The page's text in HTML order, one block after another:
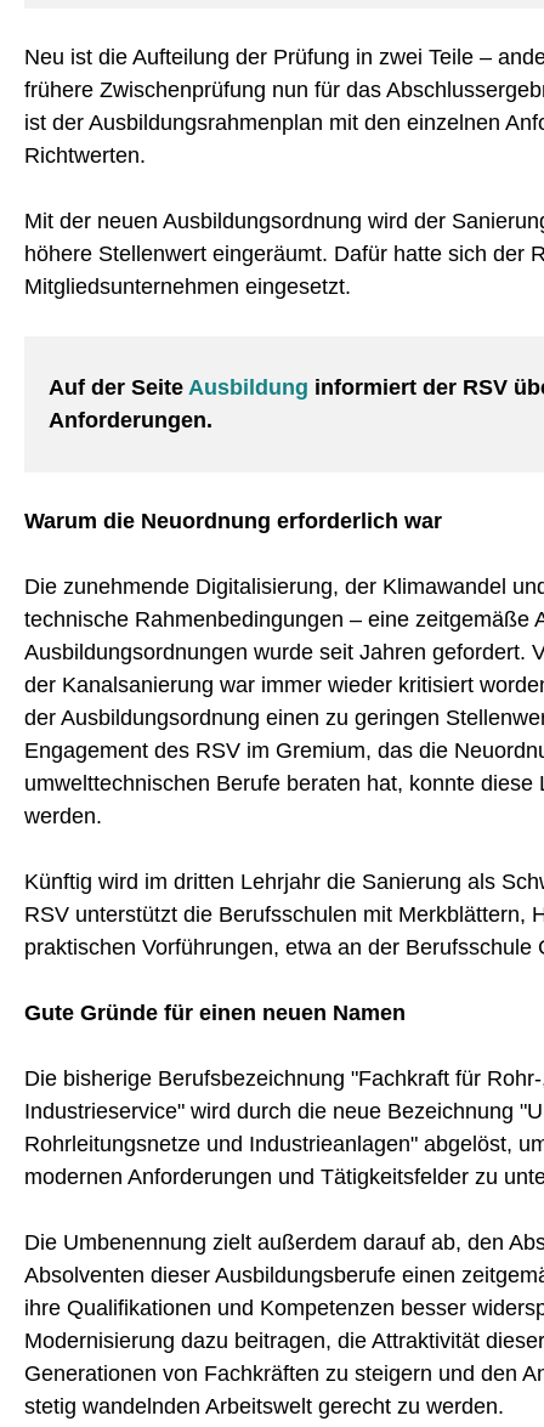
Neu ist die Aufteilung der Prüfung in zwei Teile –
frühere Zwischenprüfung nun für das
ist der Ausbildungsrahmenplan mit den einzelnen
Richtwerten.
Mit der neuen Ausbildungsordnung wird der
höhere Stellenwert eingeräumt. Dafür hatte sich der
Mitgliedsunternehmen eingesetzt.
Auf der Seite Ausbildung informiert der RSV
Anforderungen.
Warum die Neuordnung erforderlich war
Die zunehmende Digitalisierung, der Klimawandel
technische Rahmenbedingungen – eine zeitgemäße
Ausbildungsordnungen wurde seit Jahren gefordert.
der Kanalsanierung war immer wieder kritisiert
der Ausbildungsordnung einen zu geringen
Engagement des RSV im Gremium, das die
umwelttechnischen Berufe beraten hat, konnte diese
werden.
Künftig wird im dritten Lehrjahr die Sanierung als
RSV unterstützt die Berufsschulen mit Merkblättern,
praktischen Vorführungen, etwa an der Berufsschule
Gute Gründe für einen neuen Namen
Die bisherige Berufsbezeichnung "Fachkraft für
Industrieservice" wird durch die neue Bezeichnung
Rohrleitungsnetze und Industrieanlagen" abgelöst,
modernen Anforderungen und Tätigkeitsfelder zu
Die Umbenennung zielt außerdem darauf ab, den
Absolventen dieser Ausbildungsberufe einen
ihre Qualifikationen und Kompetenzen besser
Modernisierung dazu beitragen, die Attraktivität
Generationen von Fachkräften zu steigern und den
stetig wandelnden Arbeitswelt gerecht zu werden.